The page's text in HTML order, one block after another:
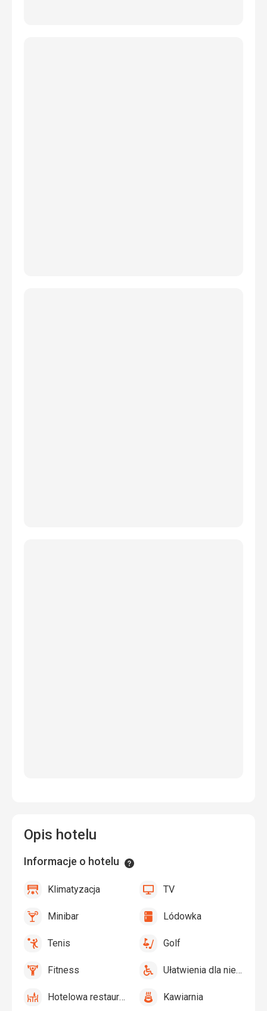
Opis hotelu
Informacje o hotelu Informacje
Klimatyzacja
Klimatyzacja
tak TV TV
tak
Minibar,Minibar
tak LódowkaLódowka
tak
TenisTenis
tak Golf Golf
tak
FitnessFitness
tak
Ułatwienia
niepełnosprawnych
Ułatwienia dla niepełnosprawnych
tak
Hotelowa
Hotelowa restauracja
tak Kawiarnia
Kawiarnia
tak